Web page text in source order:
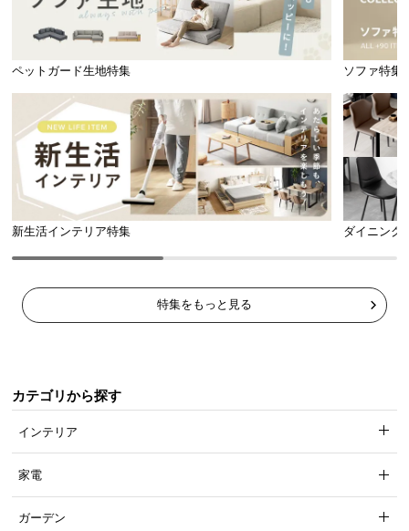
当社プロトタイプ 当商品
芝丈+ 3㎜でボリュームもアップ!
葉が抜けにくい、高耐久な2層構造
当社プロトタイプ 当商品
ペットガード生地特集 ソファ特集
新生活インテリア特集 ダイニング
特集をもっと見る
カテゴリから探す
インテリア
家電
ガーデン